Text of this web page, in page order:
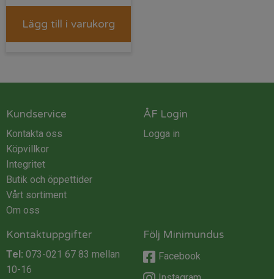
Lägg till i varukorg
Kundservice
Kontakta oss
Köpvillkor
Integritet
Butik och öppettider
Vårt sortiment
Om oss
ÅF Login
Logga in
Kontaktuppgifter
Tel: 073-021 67 83 mellan
10-16
Följ Minimundus
Facebook